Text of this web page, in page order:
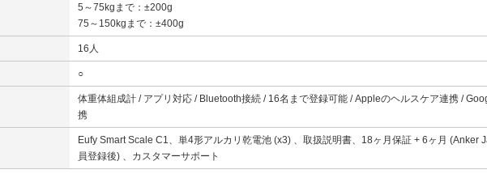
5～75kgまで：±200g
75～150kgまで：±400g
16人
○
体重体組成計 / アプリ対応 / Bluetooth接続 / 16名まで登録可能 / Appleのヘルスケア連携 /
携
Eufy Smart Scale C1、単4形アルカリ乾電池 (x3) 、取扱説明書、18ヶ月保証 + 6ヶ月 (Anker
員登録後) 、カスタマーサポート